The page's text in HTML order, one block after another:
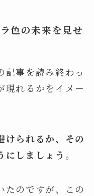
色の未来を見せ
記事を読み終わっ
現れるかをイメー
けられるか、その
しましょう。
たのですが、この